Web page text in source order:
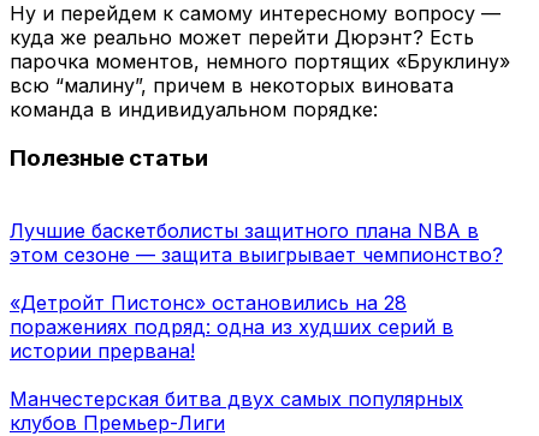
Ну и перейдем к самому интересному вопросу —
куда же реально может перейти Дюрэнт? Есть
парочка моментов, немного портящих «Бруклину»
всю “малину”, причем в некоторых виновата
команда в индивидуальном порядке:
Полезные статьи
Лучшие баскетболисты защитного плана NBA в
этом сезоне — защита выигрывает чемпионство?
«Детройт Пистонс» остановились на 28
поражениях подряд: одна из худших серий в
истории прервана!
Манчестерская битва двух самых популярных
клубов Премьер-Лиги